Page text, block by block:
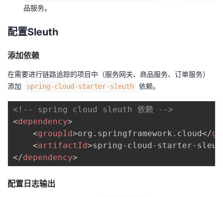
品服务。
配置Sleuth
添加依赖
在需要进行链路追踪的项目中（服务网关、商品服务、订单服务）
添加
spring-cloud-starter-sleuth 依赖。
<!-- spring cloud sleuth 依赖 -->
<dependency>
<groupId>org.springframework.cloud</
<artifactId>spring-cloud-starter-
</dependency>
配置日志输出